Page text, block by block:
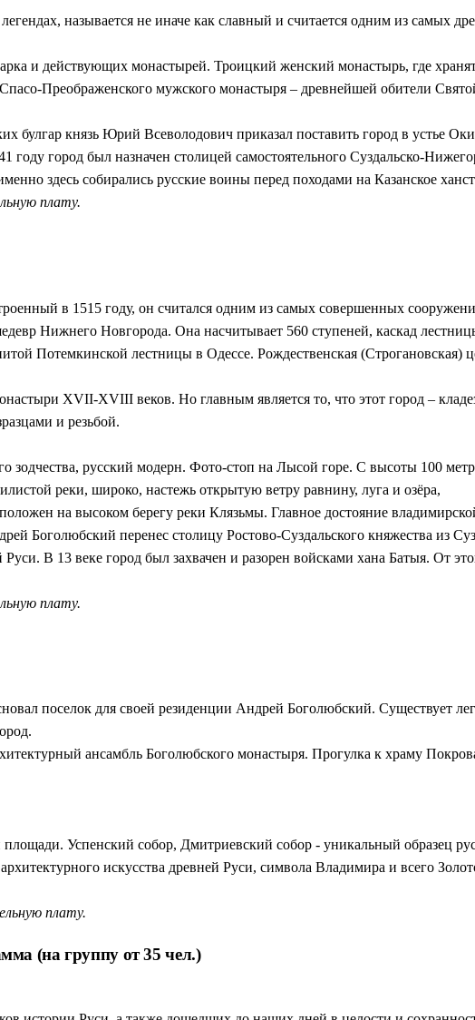
называется не иначе как славный и считается одним из самых
и действующих монастырей. Троицкий женский монастырь, где
Преображенского мужского монастыря – древнейшей обители
булгар князь Юрий Всеволодович приказал поставить город в устье
город был назначен столицей самостоятельного Суздальско-
здесь собирались русские воины перед походами на Казанское
плату.
в 1515 году, он считался одним из самых совершенных
Нижнего Новгорода. Она насчитывает 560 ступеней, каскад
Потемкинской лестницы в Одессе. Рождественская (Строгановская)
XVII-XVIII веков. Но главным является то, что этот город –
и резьбой.
зодчества, русский модерн. Фото-стоп на Лысой горе. С высоты 100
реки, широко, настежь открытую ветру равнину, луга и озёра,
на высоком берегу реки Клязьмы. Главное достояние
Боголюбский перенес столицу Ростово-Суздальского княжества из
В 13 веке город был захвачен и разорен войсками хана Батыя. От
плату.
поселок для своей резиденции Андрей Боголюбский. Существует
ансамбль Боголюбского монастыря. Прогулка к храму
Успенский собор, Дмитриевский собор - уникальный образец
искусства древней Руси, символа Владимира и всего
плату.
(на группу от 35 чел.)